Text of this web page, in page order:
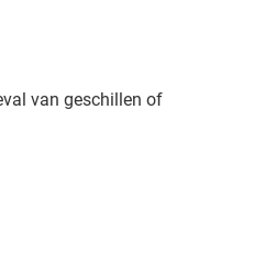
van geschillen of